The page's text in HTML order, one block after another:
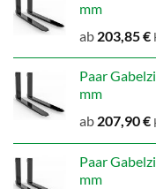
mm
ab 203,85€
Paar
mm
ab 207,90€
Paar
mm